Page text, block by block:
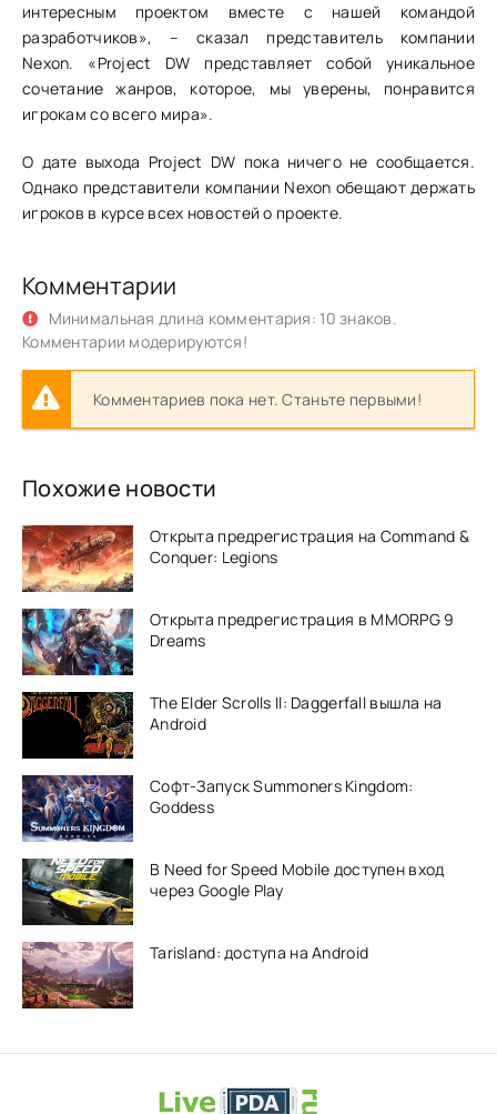
интересным проектом вместе с нашей командой
разработчиков», – сказал представитель компании
Nexon. «Project DW представляет собой уникальное
сочетание жанров, которое, мы уверены, понравится
игрокам со всего мира».
О дате выхода Project DW пока ничего не сообщается.
Однако представители компании Nexon обещают держать
игроков в курсе всех новостей о проекте.
Комментарии
Минимальная длина комментария: 10 знаков.
Комментарии модерируются!
Комментариев пока нет. Станьте первыми!
Похожие новости
Открыта предрегистрация на Command &
Conquer: Legions
Открыта предрегистрация в MMORPG 9
Dreams
The Elder Scrolls II: Daggerfall вышла на
Android
Софт-Запуск Summoners Kingdom:
Goddess
В Need for Speed Mobile доступен вход
через Google Play
Tarisland: доступа на Android